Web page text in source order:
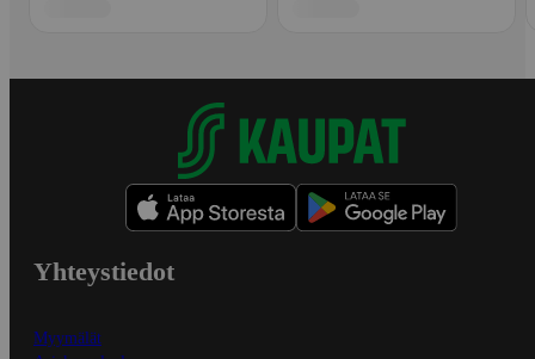
Yhteystiedot
Myymälät